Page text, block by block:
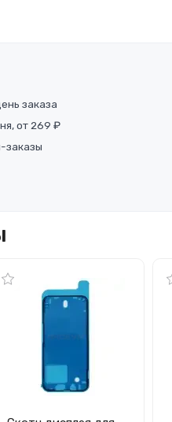
заказа
от 269 ₽
заказы